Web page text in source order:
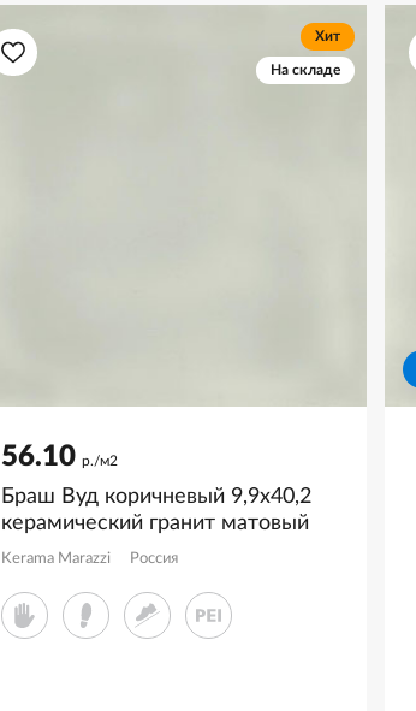
Хит
На складе
56.10 р./м2
Браш Вуд коричневый 9,9x40,2
керамический гранит матовый
SG401200N
Kerama Marazzi Россия